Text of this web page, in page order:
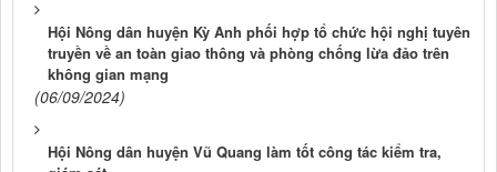
Hội Nông dân huyện Kỳ Anh phối hợp tổ chức hội nghị tuyên
truyền về an toàn giao thông và phòng chống lừa đảo trên
không gian mạng
(06/09/2024)
Hội Nông dân huyện Vũ Quang làm tốt công tác kiểm tra,